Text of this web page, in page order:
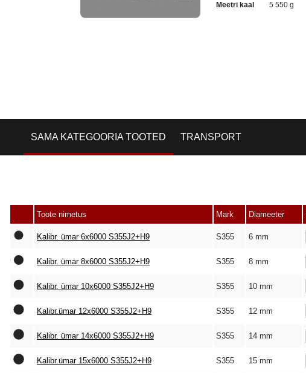
Meetri kaal
5 550 g
SAMA KATEGOORIA TOOTED TRANSPORT
Toote nimetus Mark Diameeter
Kalibr. ümar 6x6000 S355J2+H9 S355 6 mm
Kalibr. ümar 8x6000 S355J2+H9 S355 8 mm
Kalibr. ümar 10x6000 S355J2+H9 S355 10 mm
Kalibr.ümar 12x6000 S355J2+H9 S355 12 mm
Kalibr. ümar 14x6000 S355J2+H9 S355 14 mm
Kalibr.ümar 15x6000 S355J2+H9 S355 15 mm